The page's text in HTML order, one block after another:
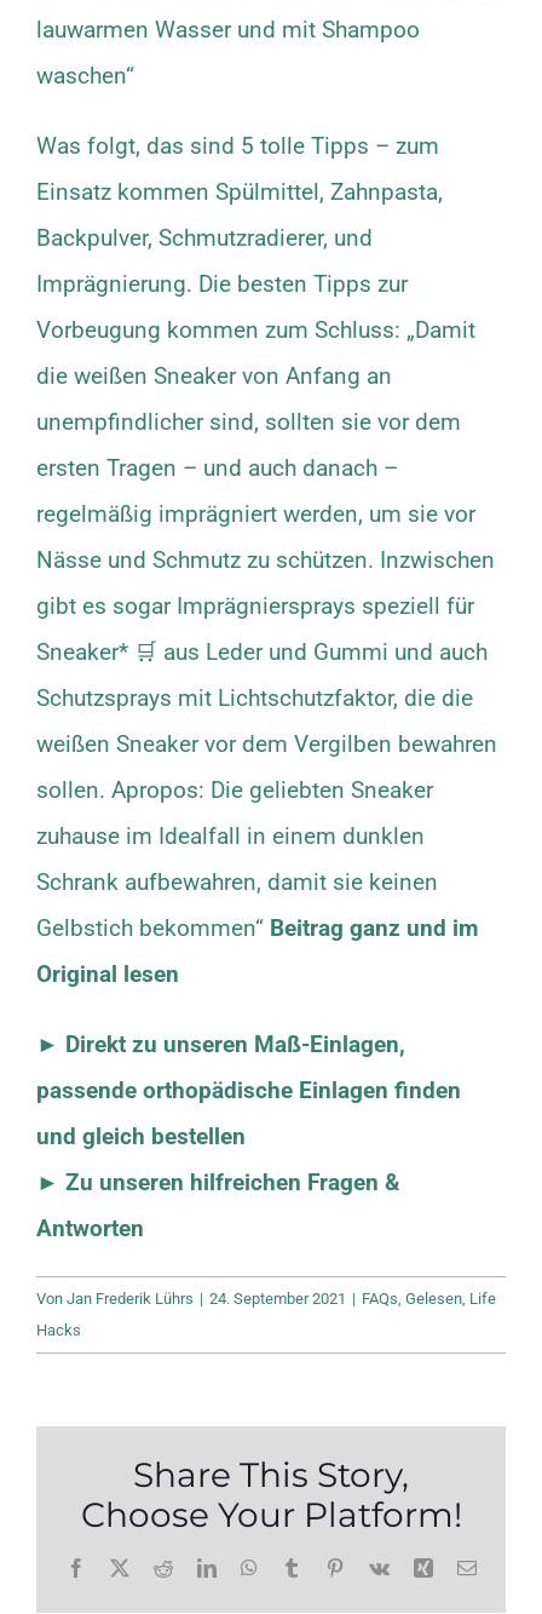
lauwarmen Wasser und mit Shampoo
waschen“
Was folgt, das sind 5 tolle Tipps – zum
Einsatz kommen Spülmittel, Zahnpasta,
Backpulver, Schmutzradierer, und
Imprägnierung. Die besten Tipps zur
Vorbeugung kommen zum Schluss: „Damit
die weißen Sneaker von Anfang an
unempfindlicher sind, sollten sie vor dem
ersten Tragen – und auch danach –
regelmäßig imprägniert werden, um sie vor
Nässe und Schmutz zu schützen. Inzwischen
gibt es sogar Imprägniersprays speziell für
Sneaker* 🛒 aus Leder und Gummi und auch
Schutzsprays mit Lichtschutzfaktor, die die
weißen Sneaker vor dem Vergilben bewahren
sollen. Apropos: Die geliebten Sneaker
zuhause im Idealfall in einem dunklen
Schrank aufbewahren, damit sie keinen
Gelbstich bekommen“ Beitrag ganz und im
Original lesen
► Direkt zu unseren Maß-Einlagen,
passende orthopädische Einlagen finden
und gleich bestellen
► Zu unseren hilfreichen Fragen &
Antworten
Von Jan Frederik Lührs | 24. September 2021 | FAQs, Gelesen, Life
Hacks
Share This Story,
Choose Your Platform!
Facebook
X RedditLinkedInWhatsApp
TumblrPinterest
Vk Xing E-